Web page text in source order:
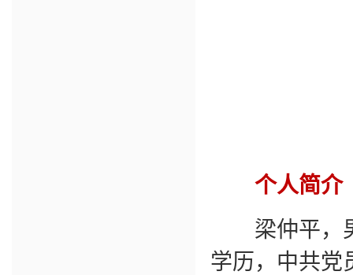
个人简介
梁仲平，男
学历，中共党